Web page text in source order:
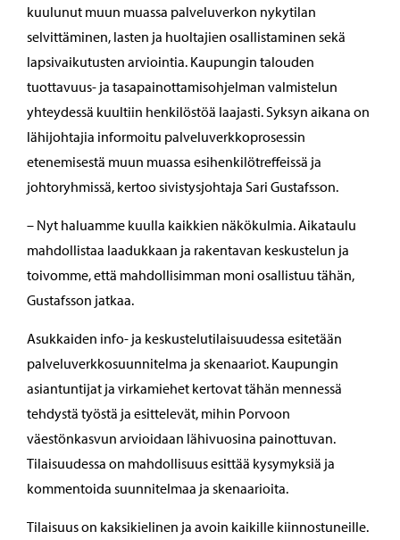
kuulunut muun muassa palveluverkon nykytilan
selvittäminen, lasten ja huoltajien osallistaminen sekä
lapsivaikutusten arviointia. Kaupungin talouden
tuottavuus- ja tasapainottamisohjelman valmistelun
yhteydessä kuultiin henkilöstöä laajasti. Syksyn aikana on
lähijohtajia informoitu palveluverkkoprosessin
etenemisestä muun muassa esihenkilötreffeissä ja
johtoryhmissä, kertoo sivistysjohtaja Sari Gustafsson.
– Nyt haluamme kuulla kaikkien näkökulmia. Aikataulu
mahdollistaa laadukkaan ja rakentavan keskustelun ja
toivomme, että mahdollisimman moni osallistuu tähän,
Gustafsson jatkaa.
Asukkaiden info- ja keskustelutilaisuudessa esitetään
palveluverkkosuunnitelma ja skenaariot. Kaupungin
asiantuntijat ja virkamiehet kertovat tähän mennessä
tehdystä työstä ja esittelevät, mihin Porvoon
väestönkasvun arvioidaan lähivuosina painottuvan.
Tilaisuudessa on mahdollisuus esittää kysymyksiä ja
kommentoida suunnitelmaa ja skenaarioita.
Tilaisuus on kaksikielinen ja avoin kaikille kiinnostuneille.